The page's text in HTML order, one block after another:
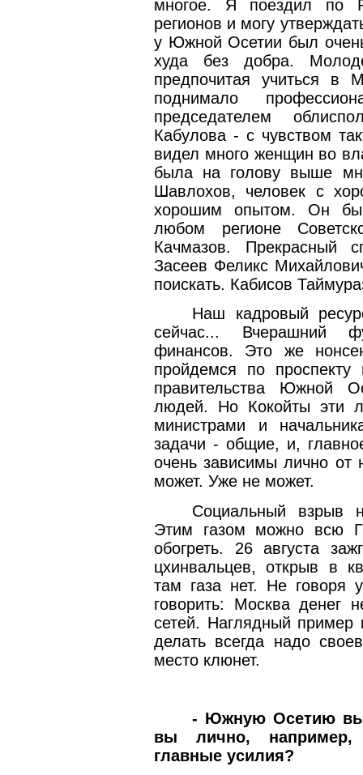
многое. Я поездил по
регионов и могу
у Южной Осетии был
худа без добра.
предпочитая учиться в
поднимало
председателем
Кабулова - с чувством
видел много женщин во
была на голову выше
Шавлохов, человек с
хорошим опытом. Он бы
любом регионе
Качмазов. Прекрасный
Засеев Феликс
поискать. Кабисов
Наш кадровый
сейчас... Вчерашний
финансов. Это же
пройдемся по
правительства Южной
людей. Но Кокойты эти
министрами и
задачи - общие, и,
очень зависимы лично от
может. Уже не может.
Социальный взрыв
Этим газом можно всю
обогреть. 26 августа
цхинвальцев, открыв в
там газа нет. Не говоря
говорить: Москва денег
сетей. Наглядный пример
делать всегда надо
место клюнет.
- Южную Осетию вы
вы лично, например,
главные усилия?